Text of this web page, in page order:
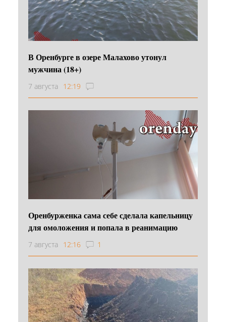
В Оренбурге в озере Малахово утонул
мужчина (18+)
7 августа 12:19
Оренбурженка сама себе сделала капельницу
для омоложения и попала в реанимацию
7 августа 12:16 1